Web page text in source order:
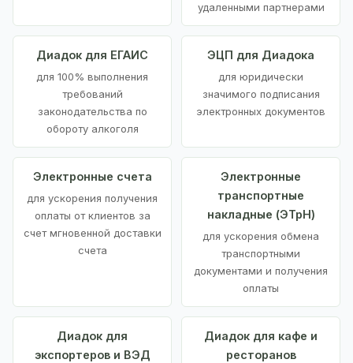
удаленными партнерами
Диадок для ЕГАИС
для 100% выполнения
требований
законодательства по
обороту алкоголя
ЭЦП для Диадока
для юридически
значимого подписания
электронных документов
Электронные счета
для ускорения получения
оплаты от клиентов за
счет мгновенной доставки
счета
Электронные
транспортные
накладные (ЭТрН)
для ускорения обмена
транспортными
документами и получения
оплаты
Диадок для
экспортеров и ВЭД
Диадок для кафе и
ресторанов